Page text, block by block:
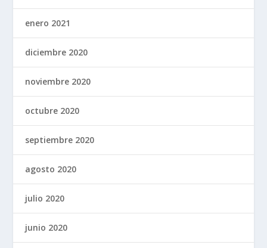
enero 2021
diciembre 2020
noviembre 2020
octubre 2020
septiembre 2020
agosto 2020
julio 2020
junio 2020